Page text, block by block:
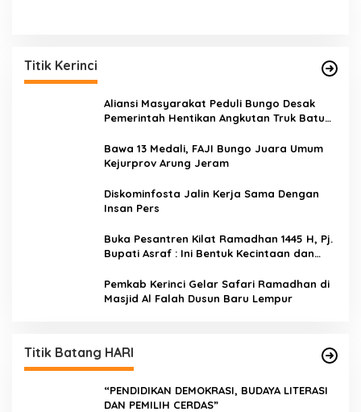
Titik Kerinci
Aliansi Masyarakat Peduli Bungo Desak
Pemerintah Hentikan Angkutan Truk Batu
Bawa 13 Medali, FAJI Bungo Juara Umum
Kejurprov Arung Jeram
Diskominfosta Jalin Kerja Sama Dengan
Insan Pers
Buka Pesantren Kilat Ramadhan 1445 H, Pj.
Bupati Asraf : Ini Bentuk Kecintaan dan
Kerinci
Pemkab Kerinci Gelar Safari Ramadhan di
Masjid Al Falah Dusun Baru Lempur
Titik Batang HARI
“PENDIDIKAN DEMOKRASI, BUDAYA LITERASI
DAN PEMILIH CERDAS”